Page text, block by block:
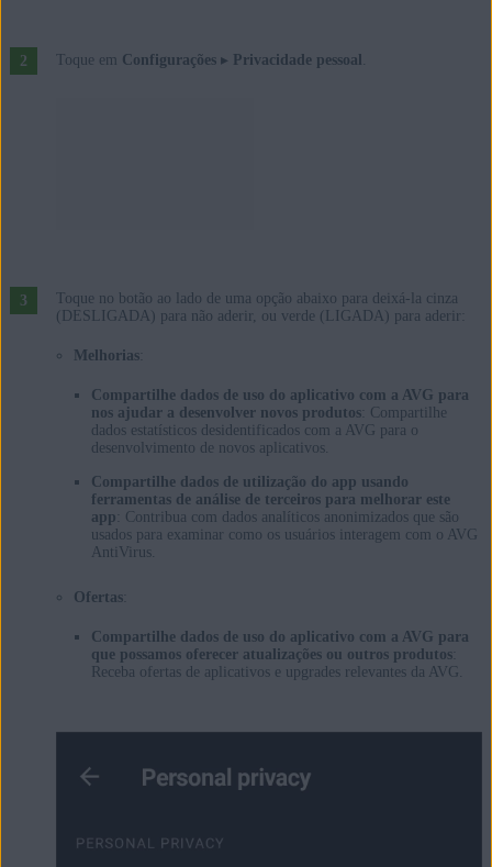
Toque em Configurações▸ Privacidade pessoal .
Toque no botão ao lado de uma opção abaixo para deixá-la cinza
(DESLIGADA) para não aderir, ou verde (LIGADA) para aderir:
Melhorias:
Compartilhe dados de uso do aplicativo com a AVG para
nos ajudar a desenvolver novos produtos: Compartilhe
dados estatísticos desidentificados com a AVG para o
desenvolvimento de novos aplicativos.
Compartilhe dados de utilização do app usando
ferramentas de análise de terceiros para melhorar este
app : Contribua com dados analíticos anonimizados que são
usados para examinar como os usuários interagem com o AVG
AntiVirus.
Ofertas:
Compartilhe dados de uso do aplicativo com a AVG para
que possamos oferecer atualizações ou outros produtos:
Receba ofertas de aplicativos e upgrades relevantes da AVG.